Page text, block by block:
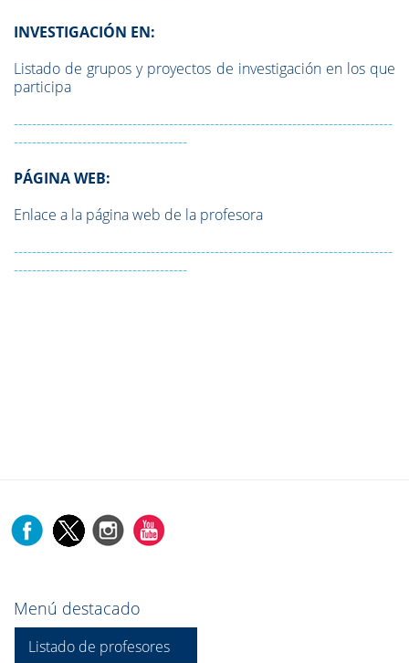
INVESTIGACIÓN EN:
Listado de grupos y proyectos de investigación en los que
participa
-----------------------------------------------------------------------------------
--------------------------------------
PÁGINA WEB:
Enlace a la página web de la profesora
-----------------------------------------------------------------------------------
--------------------------------------
Menú destacado
Listado de profesores